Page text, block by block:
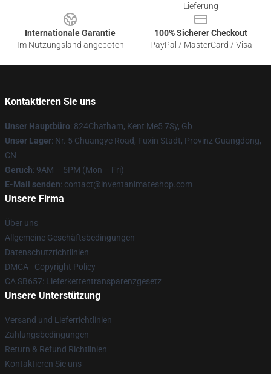
Lieferung
Internationale Garantie
Im Nutzungsland angeboten
100% Sicherer Checkout
PayPal / MasterCard / Visa
Kontaktieren Sie uns
Unser Hauptbüro: 824Chatham, Kent Me5 7Sy, Gb
Unser Lager: Nr. 5 Chuangye Road, Fuxin Stadt, Provinz Guangdong,
CN
Geruch: 9AM – 5PM (Mon – Fri)
E-Mail senden: contact@inventanimateshop.com
Unsere Firma
Über uns
Allgemeine Geschäftsbedingungen
Datenschutzrichtlinien
DMCA - Copyright Policy
CA SB657: Lieferkettentransparenzgesetz
Unsere Unterstützung
Versand und Lieferrichtlinien
Zahlungsbedingungen
Return & Refund Richtlinien
Kontaktieren Sie uns